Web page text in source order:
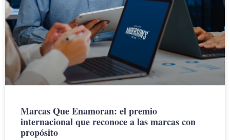
Marcas Que Enamoran: el premio
internacional que reconoce a las marcas con
propósito